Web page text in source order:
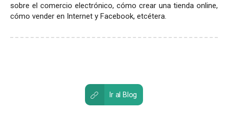
sobre el comercio electrónico, cómo crear una tienda online,
cómo vender en Internet y Facebook, etcétera.
Ir al Blog